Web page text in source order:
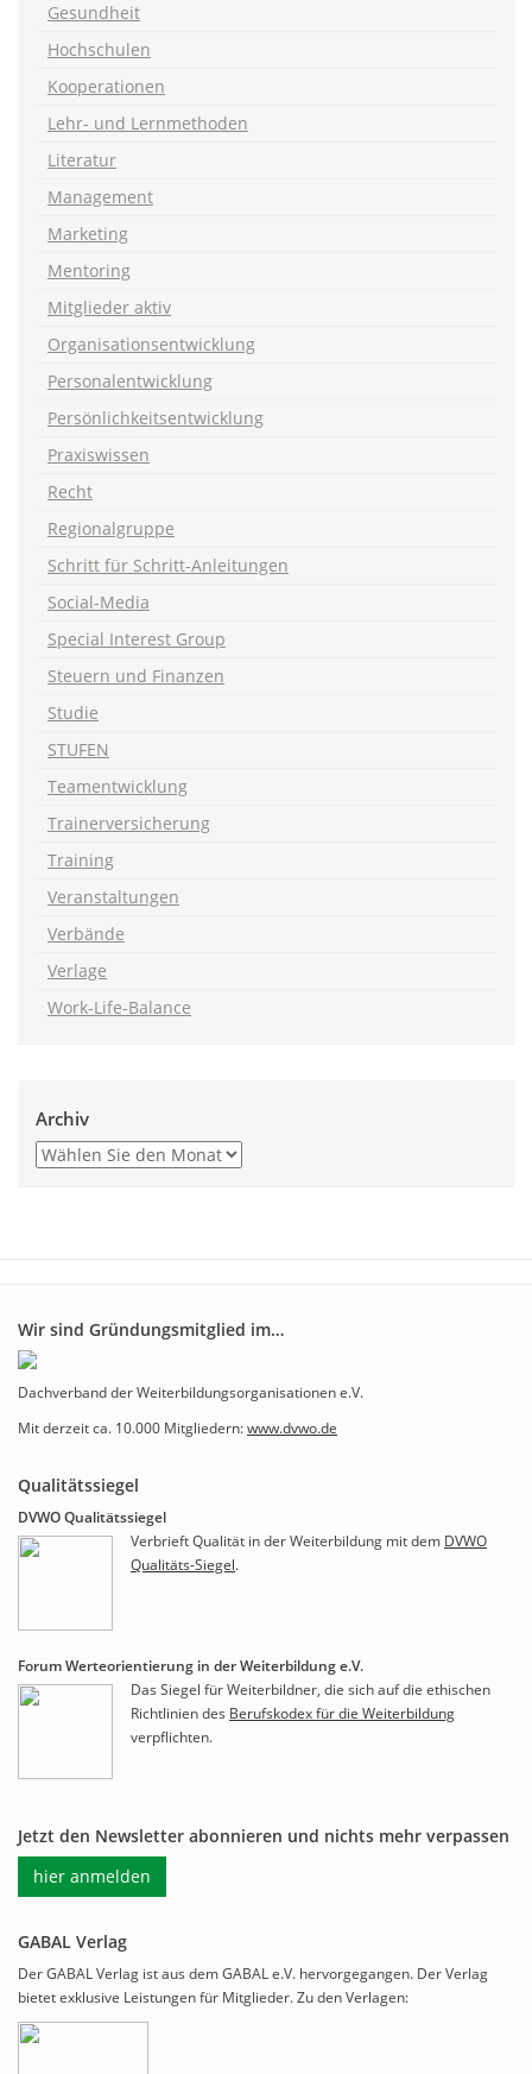
Gesundheit
Hochschulen
Kooperationen
Lehr- und Lernmethoden
Literatur
Management
Marketing
Mentoring
Mitglieder aktiv
Organisationsentwicklung
Personalentwicklung
Persönlichkeitsentwicklung
Praxiswissen
Recht
Regionalgruppe
Schritt für Schritt-Anleitungen
Social-Media
Special Interest Group
Steuern und Finanzen
Studie
STUFEN
Teamentwicklung
Trainerversicherung
Training
Veranstaltungen
Verbände
Verlage
Work-Life-Balance
Archiv
Wir sind Gründungsmitglied im…
Dachverband der Weiterbildungsorganisationen e.V.
Mit derzeit ca. 10.000 Mitgliedern:www.dvwo.de
Qualitätssiegel
DVWO Qualitätssiegel
Verbrieft Qualität in der Weiterbildung mit dem DVWO
Qualitäts-Siegel.
Forum Werteorientierung in der Weiterbildung e.V.
Das Siegel für Weiterbildner, die sich auf die ethischen
Richtlinien des Berufskodex für die Weiterbildung
verpflichten.
Jetzt den Newsletter abonnieren und nichts mehr verpassen
hier anmelden
GABAL Verlag
Der GABAL Verlag ist aus dem GABAL e.V. hervorgegangen. Der Verlag
bietet exklusive Leistungen für Mitglieder. Zu den Verlagen: